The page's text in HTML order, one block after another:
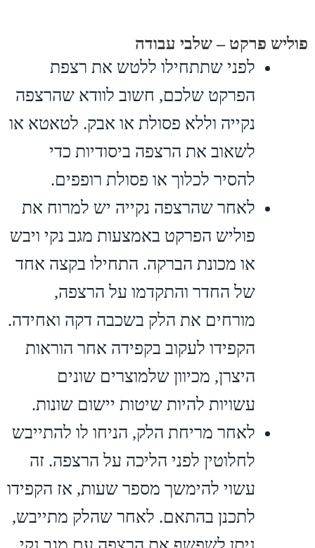
פוליש פרקט – שלבי עבודה
לפני שתתחילו ללטש את רצפת
הפרקט שלכם, חשוב לוודא שהרצפה
נקייה וללא פסולת או אבק. לטאטא או
לשאוב את הרצפה ביסודיות כדי
להסיר לכלוך או פסולת רופפים.
לאחר שהרצפה נקייה יש למרוח את
פוליש הפרקט באמצעות מגב נקי ויבש
או מכונת הברקה. התחילו בקצה אחד
של החדר והתקדמו על הרצפה,
מורחים את הלק בשכבה דקה ואחידה.
הקפידו לעקוב בקפידה אחר הוראות
היצרן, מכיוון שלמוצרים שונים
עשויות להיות שיטות יישום שונות.
לאחר מריחת הלק, הניחו לו להתייבש
לחלוטין לפני הליכה על הרצפה. זה
עשוי להימשך מספר שעות, אז הקפידו
לתכנן בהתאם. לאחר שהלק מתייבש,